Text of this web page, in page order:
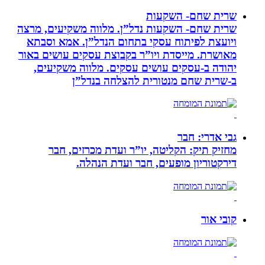
שרית שחם- השקעות
שרית שחם- השקעות נדל”ן. מלווה משקיעים, מרצה
ויועצת לפיתוח עסקי בתחום הנדל”ן. אמא וסבתא
מאושרת. ‏מייסדת ויו”ר בקבוצת עסקים עושים באור
יהודה‏ ב-‏עסקים עושים עסקים‏. ‏מלווה משקיעים,
ב-‏שרית שחם מנטורית להצלחה בנדל”ן‏
גבי אדרי: חבר
מחזיק תיק: הקליטה, יו”ר ועדת מכרזים, חבר
דירקטוריון מופעים, חבר ועדת הנהלה.
קובי אור